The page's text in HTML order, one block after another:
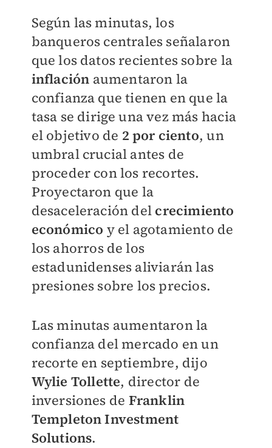
Según las minutas, los
banqueros centrales señalaron
que los datos recientes sobre la
inflación aumentaron la
confianza que tienen en que la
tasa se dirige una vez más hacia
el objetivo de 2 por ciento, un
umbral crucial antes de
proceder con los recortes.
Proyectaron que la
desaceleración del crecimiento
económico y el agotamiento de
los ahorros de los
estadunidenses aliviarán las
presiones sobre los precios.
Las minutas aumentaron la
confianza del mercado en un
recorte en septiembre, dijo
Wylie Tollette, director de
inversiones de Franklin
Templeton Investment
Solutions.